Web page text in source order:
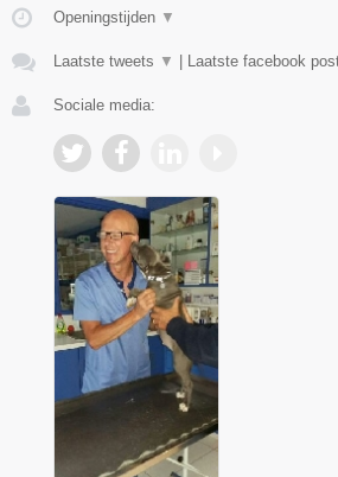
Openingstijden ▼
Laatste tweets ▼ Laatste facebook
Sociale media: